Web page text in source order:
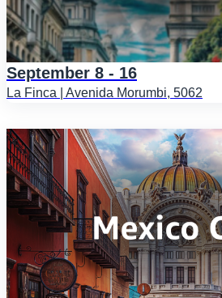
September 8 - 16
La Finca | Avenida Morumbi, 5062